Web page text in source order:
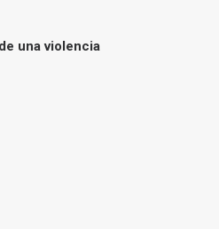
una violencia